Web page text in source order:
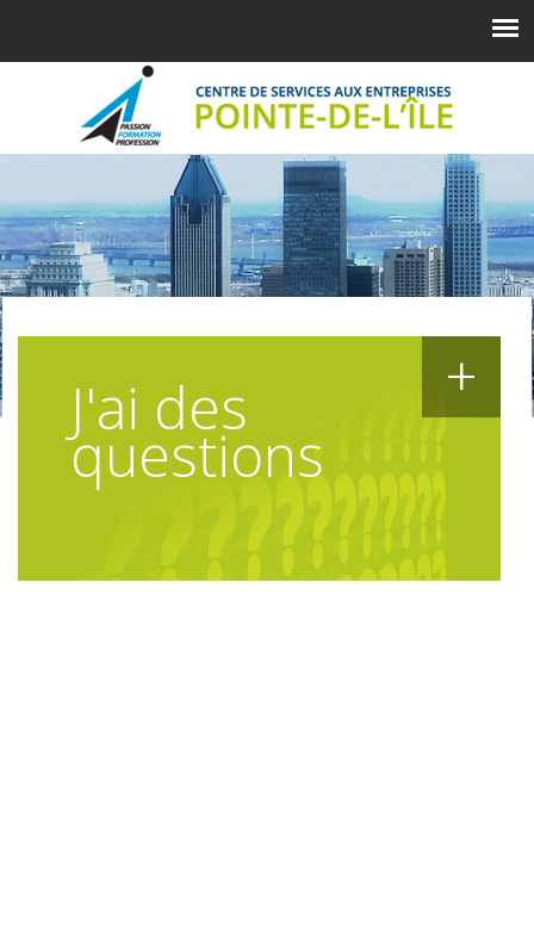
+
J'ai des
questions